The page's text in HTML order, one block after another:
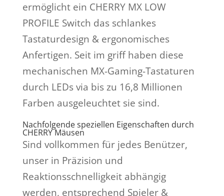
ermöglicht ein CHERRY MX LOW
PROFILE Switch das schlankes
Tastaturdesign & ergonomisches
Anfertigen. Seit im griff haben diese
mechanischen MX-Gaming-Tastaturen
durch LEDs via bis zu 16,8 Millionen
Farben ausgeleuchtet sie sind.
Nachfolgende speziellen Eigenschaften durch
CHERRY Mäusen
Sind vollkommen für jedes Benützer,
unser in Präzision und
Reaktionsschnelligkeit abhängig
werden, entsprechend Spieler &